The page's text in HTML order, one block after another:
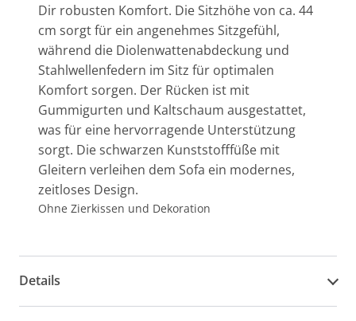
Dir robusten Komfort. Die Sitzhöhe von ca. 44
cm sorgt für ein angenehmes Sitzgefühl,
während die Diolenwattenabdeckung und
Stahlwellenfedern im Sitz für optimalen
Komfort sorgen. Der Rücken ist mit
Gummigurten und Kaltschaum ausgestattet,
was für eine hervorragende Unterstützung
sorgt. Die schwarzen Kunststofffüße mit
Gleitern verleihen dem Sofa ein modernes,
zeitloses Design.
Ohne Zierkissen und Dekoration
Details